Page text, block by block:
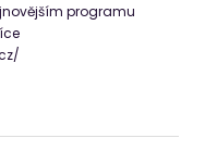
programu